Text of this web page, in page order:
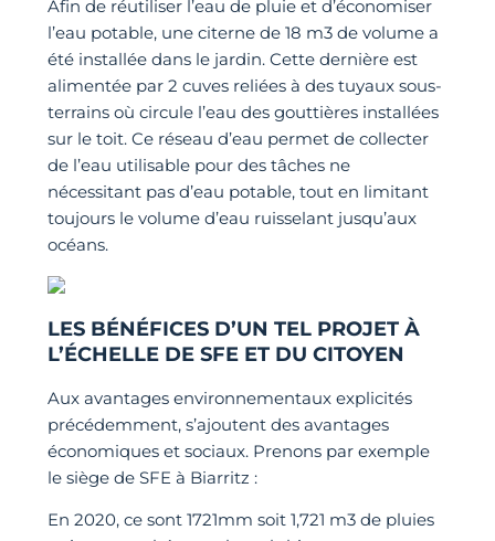
Afin de réutiliser l’eau de pluie et d’économiser
l’eau potable, une citerne de 18 m3 de volume a
été installée dans le jardin. Cette dernière est
alimentée par 2 cuves reliées à des tuyaux sous-
terrains où circule l’eau des gouttières installées
sur le toit. Ce réseau d’eau permet de collecter
de l’eau utilisable pour des tâches ne
nécessitant pas d’eau potable, tout en limitant
toujours le volume d’eau ruisselant jusqu’aux
océans.
LES BÉNÉFICES D’UN TEL PROJET À
L’ÉCHELLE DE SFE ET DU CITOYEN
Aux avantages environnementaux explicités
précédemment, s’ajoutent des avantages
économiques et sociaux. Prenons par exemple
le siège de SFE à Biarritz :
En 2020, ce sont 1721mm soit 1,721 m3 de pluies